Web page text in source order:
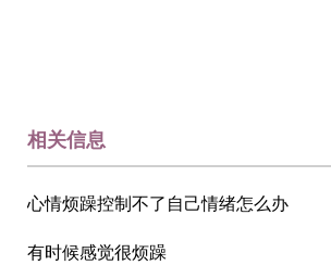
相关信息
心情烦躁控制不了自己情绪怎么办
有时候感觉很烦躁